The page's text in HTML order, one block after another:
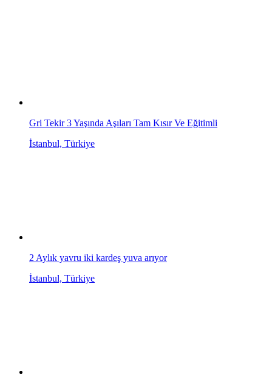
Gri Tekir 3 Yaşında Aşıları Tam Kısır Ve Eğitimli
İstanbul, Türkiye
2 Aylık yavru iki kardeş yuva arıyor
İstanbul, Türkiye